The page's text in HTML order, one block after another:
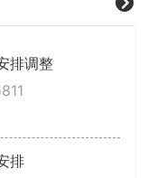
排调整
排